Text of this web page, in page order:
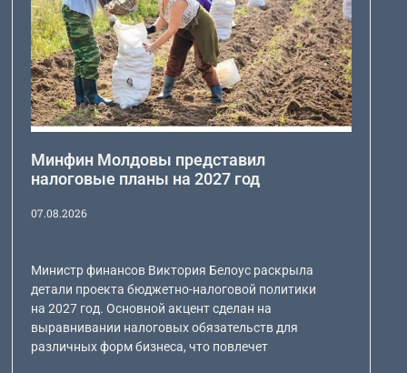
Минфин Молдовы представил
налоговые планы на 2027 год
07.08.2026
Министр финансов Виктория Белоус раскрыла
детали проекта бюджетно-налоговой политики
на 2027 год. Основной акцент сделан на
выравнивании налоговых обязательств для
различных форм бизнеса, что повлечет